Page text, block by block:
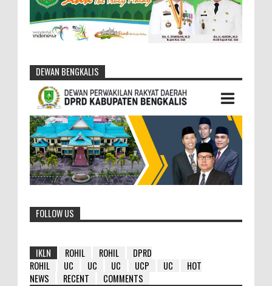
DEWAN BENGKALIS
FOLLOW US
IKLN ROHIL ROHIL
DPRD
ROHIL
UC UC UC UCP UC
HOT
NEWS
RECENT COMMENTS